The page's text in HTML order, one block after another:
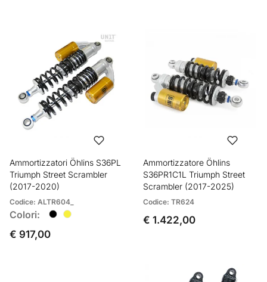
Ammortizzatori Öhlins S36PL
Triumph Street Scrambler
(2017-2020)
Codice: ALTR604_
Colori:
€ 917,00
Ammortizzatore Öhlins
S36PR1C1L Triumph Street
Scrambler (2017-2025)
Codice: TR624
€ 1.422,00